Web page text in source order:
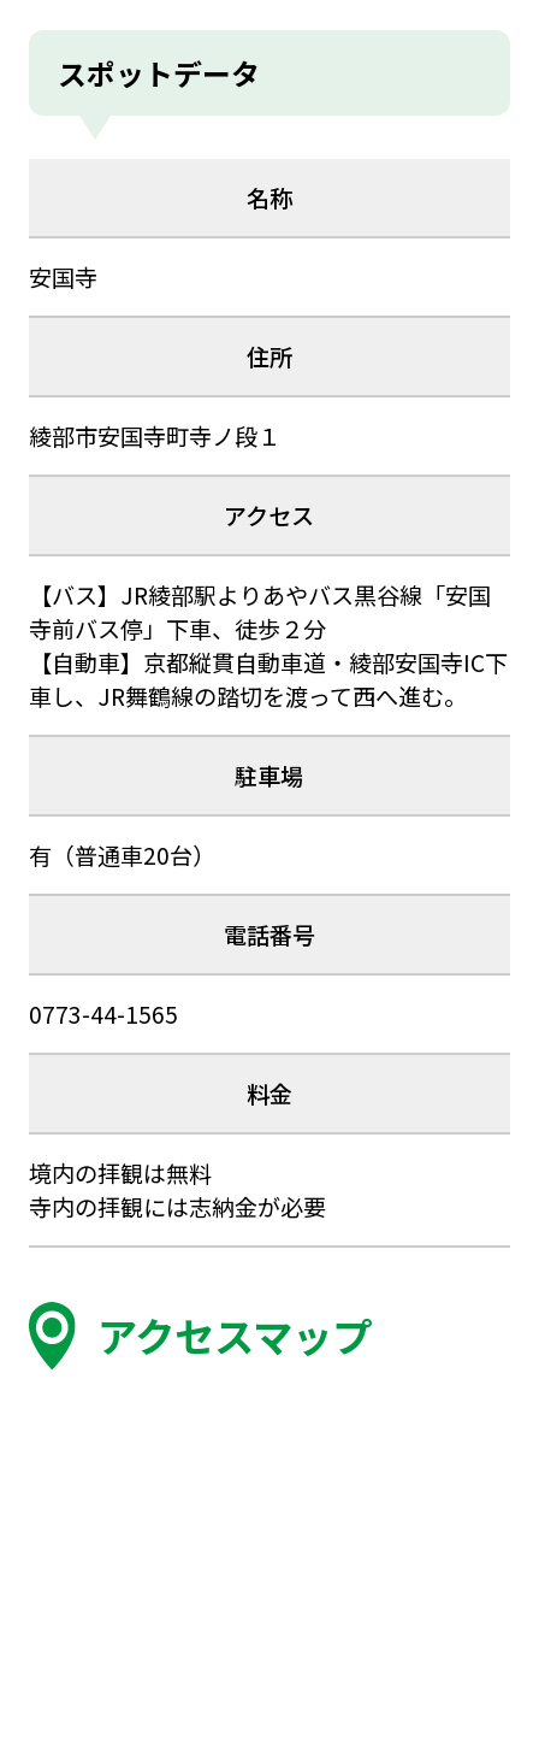
スポットデータ
名称
安国寺
住所
綾部市安国寺町寺ノ段１
アクセス
【バス】JR綾部駅よりあやバス黒谷線「安国
寺前バス停」下車、徒歩２分
【自動車】京都縦貫自動車道・綾部安国寺IC下
車し、JR舞鶴線の踏切を渡って西へ進む。
駐車場
有（普通車20台）
電話番号
0773-44-1565
料金
境内の拝観は無料
寺内の拝観には志納金が必要
アクセスマップ